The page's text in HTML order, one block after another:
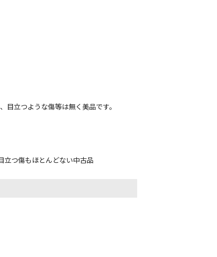
目立つような傷等は無く美品です。
立つ傷もほとんどない中古品